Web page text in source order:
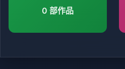
0 部作品